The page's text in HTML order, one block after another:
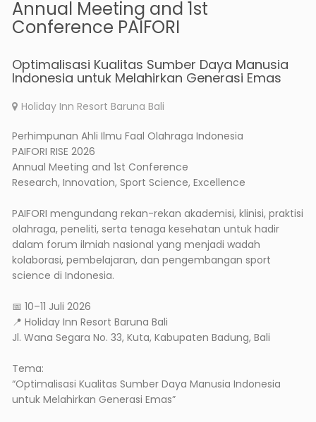
Annual Meeting and 1st
Conference PAIFORI
Optimalisasi Kualitas Sumber Daya Manusia
Indonesia untuk Melahirkan Generasi Emas
Holiday Inn Resort Baruna Bali
Perhimpunan Ahli Ilmu Faal Olahraga Indonesia
PAIFORI RISE 2026
Annual Meeting and 1st Conference
Research, Innovation, Sport Science, Excellence
PAIFORI mengundang rekan-rekan akademisi, klinisi, praktisi
olahraga, peneliti, serta tenaga kesehatan untuk hadir
dalam forum ilmiah nasional yang menjadi wadah
kolaborasi, pembelajaran, dan pengembangan sport
science di Indonesia.
📅 10–11 Juli 2026
📍 Holiday Inn Resort Baruna Bali
Jl. Wana Segara No. 33, Kuta, Kabupaten Badung, Bali
Tema:
“Optimalisasi Kualitas Sumber Daya Manusia Indonesia
untuk Melahirkan Generasi Emas”